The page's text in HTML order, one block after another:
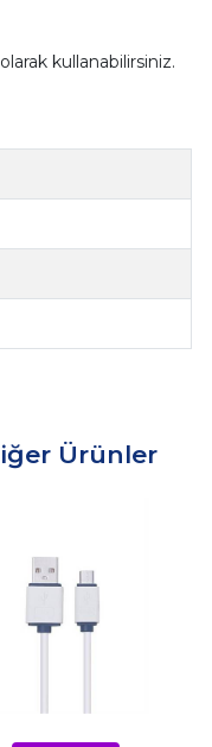
kullanabilirsiniz.
Ürünler